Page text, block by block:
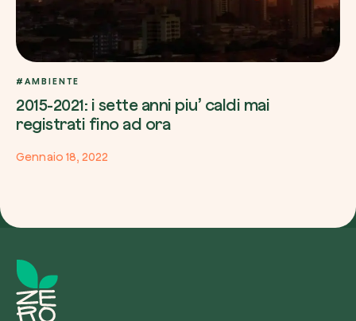
#AMBIENTE
2015-2021: i sette anni piu’ caldi mai
registrati fino ad ora
Gennaio 18, 2022